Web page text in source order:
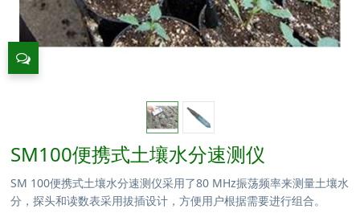
SM100便携式土壤水分速测仪
SM 100便携式土壤水分速测仪采用了80 MHz振荡频率来测量土壤水
分，探头和读数表采用拔插设计，方便用户根据需要进行组合。